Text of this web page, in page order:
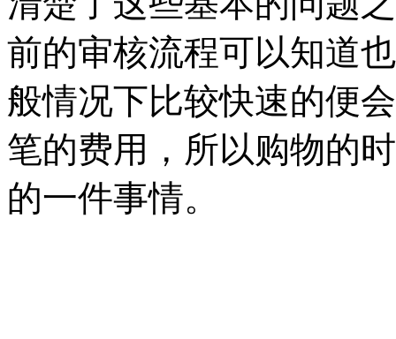
前的审核流程可以知道
般情况下比较快速的便
笔的费用，所以购物的
的一件事情。